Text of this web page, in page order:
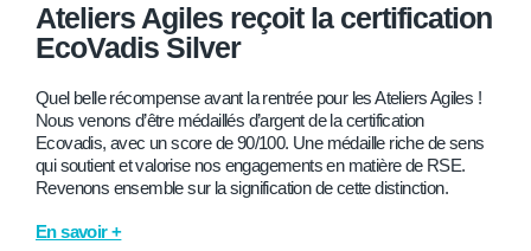
Ateliers Agiles reçoit la certification
EcoVadis Silver
Quel belle récompense avant la rentrée pour les Ateliers Agiles !
Nous venons d’être médaillés d’argent de la certification
Ecovadis, avec un score de 90/100. Une médaille riche de sens
qui soutient et valorise nos engagements en matière de RSE.
Revenons ensemble sur la signification de cette distinction.
En savoir +